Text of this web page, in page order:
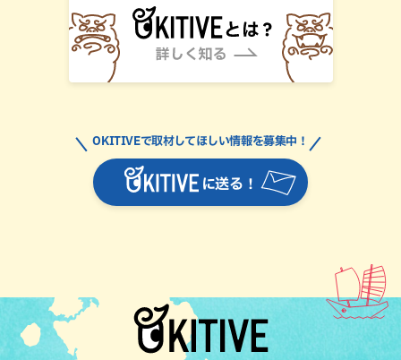
に送る！
OKITIVEで取材してほしい情報を募集中！